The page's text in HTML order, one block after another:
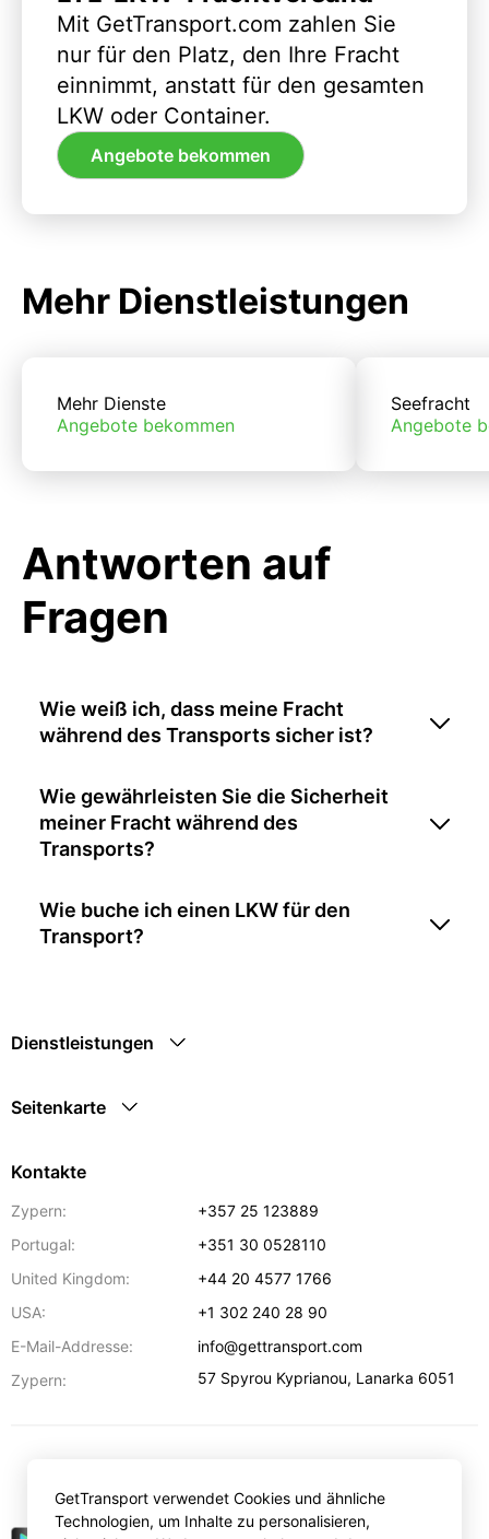
Mit GetTransport.com zahlen Sie
nur für den Platz, den Ihre Fracht
einnimmt, anstatt für den gesamten
LKW oder Container.
Angebote bekommen
Mehr Dienstleistungen
Mehr Dienste
Angebote bekommen
Seefracht
Angebote
Antworten auf
Fragen
Wie weiß ich, dass meine Fracht
während des Transports sicher ist?
Wie gewährleisten Sie die Sicherheit
meiner Fracht während des
Transports?
Wie buche ich einen LKW für den
Transport?
Dienstleistungen
Seitenkarte
Kontakte
Zypern:
+357 25 123889
Portugal:
+351 30 0528110
United Kingdom:
+44 20 4577 1766
USA:
+1 302 240 28 90
E-Mail-Addresse:
info@gettransport.com
Zypern:
57 Spyrou Kyprianou, Lanarka 6051
GetTransport verwendet Cookies und ähnliche
Technologien, um Inhalte zu personalisieren,